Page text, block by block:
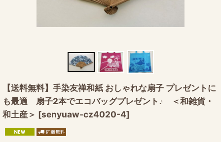
【送料無料】手染友禅和紙 おしゃれな扇子 プレゼントに
も最適 扇子2本でエコバッグプレゼント♪ ＜和雑貨・
和土産＞ [senyuaw-cz4020-4]